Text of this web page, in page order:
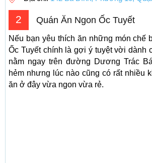
2 Quán Ăn Ngon Ốc Tuyết
Nếu bạn yêu thích ăn những món chế
Ốc Tuyết chính là gợi ý tuyệt vời dành
nằm ngay trên đường Dương Trác
hẻm nhưng lúc nào cũng có rất nhiều
ăn ở đây vừa ngon vừa rẻ.